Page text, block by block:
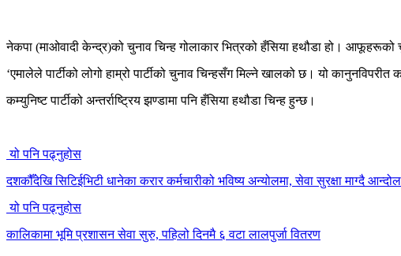
नेकपा (माओवादी केन्द्र)को चुनाव चिन्ह गोलाकार भित्रको हँसिया हथौडा हो।
‘एमालेले पार्टीको लोगो हाम्रो पार्टीको चुनाव चिन्हसँग मिल्ने खालको छ। यो
कम्युनिष्ट पार्टीको अन्तर्राष्ट्रिय झण्डामा पनि हँसिया हथौडा चिन्ह हुन्छ।
यो पनि पढ्नुहोस
दशकौँदेखि सिटिईभिटी धानेका करार कर्मचारीको भविष्य अन्योलमा, सेवा सुरक्षा माग्दै
यो पनि पढ्नुहोस
कालिकामा भूमि प्रशासन सेवा सुरु, पहिलो दिनमै ६ वटा लालपुर्जा वितरण